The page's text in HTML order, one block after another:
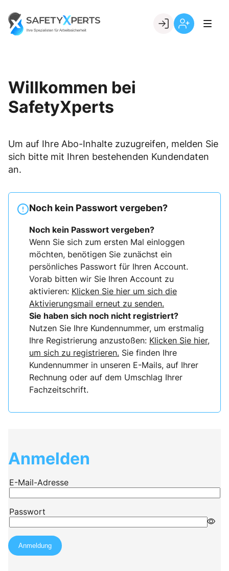
content
Go to landing page.
Willkommen bei
SafetyXperts
Um auf Ihre Abo-Inhalte zuzugreifen, melden Sie
sich bitte mit Ihren bestehenden Kundendaten
an.
Noch kein Passwort vergeben?
Noch kein Passwort vergeben?
Wenn Sie sich zum ersten Mal einloggen
möchten, benötigen Sie zunächst ein
persönliches Passwort für Ihren Account.
Vorab bitten wir Sie Ihren Account zu
aktivieren: Klicken Sie hier um sich die
Aktivierungsmail erneut zu senden.
Sie haben sich noch nicht registriert?
Nutzen Sie Ihre Kundennummer, um erstmalig
Ihre Registrierung anzustoßen: Klicken Sie hier,
um sich zu registrieren. Sie finden Ihre
Kundennummer in unseren E-Mails, auf Ihrer
Rechnung oder auf dem Umschlag Ihrer
Fachzeitschrift.
Anmelden